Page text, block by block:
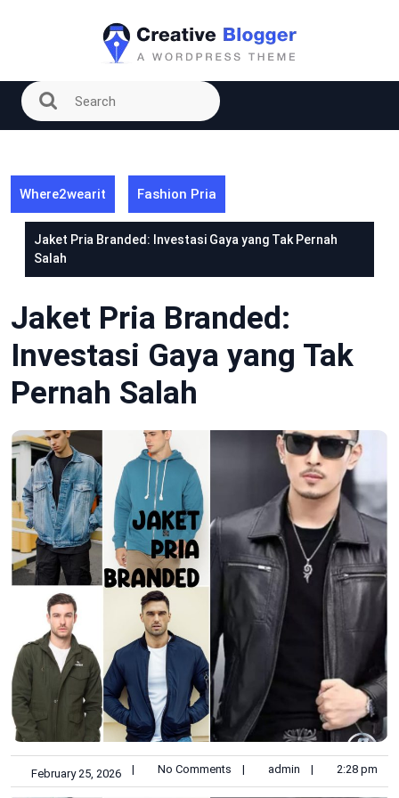
Where2wearit Fashion Pria
Jaket Pria Branded: Investasi Gaya yang Tak Pernah
Salah
Jaket Pria Branded:
Investasi Gaya yang Tak
Pernah Salah
February 25, 2026 | No Comments | admin | 2:28 pm